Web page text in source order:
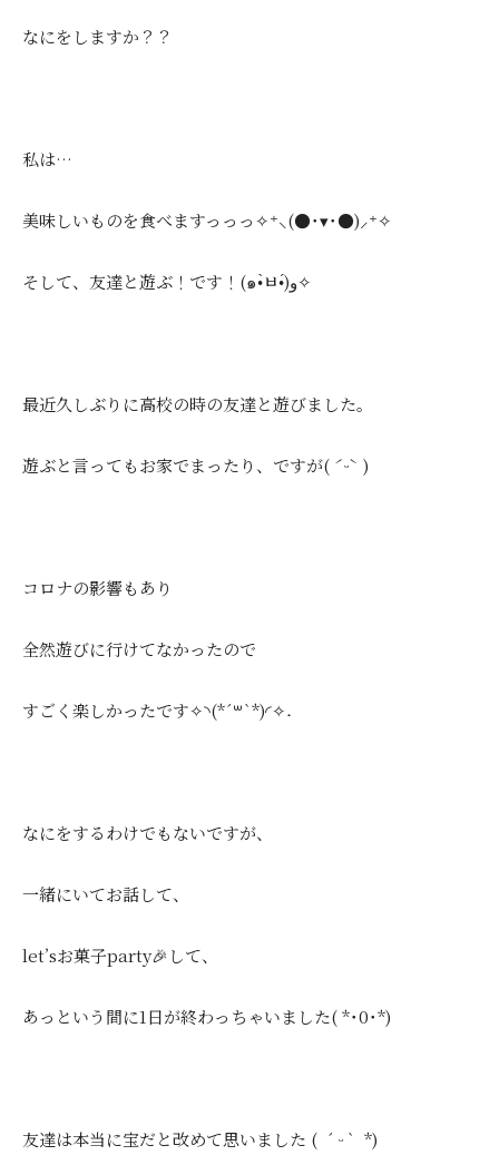
なにをしますか？？
私は…
美味しいものを食べますっっっ✧⁺⸜(●˙▾˙●)⸝⁺✧
そして、友達と遊ぶ！です！(๑•̀ㅂ•́)و✧
最近久しぶりに高校の時の友達と遊びました。
遊ぶと言ってもお家でまったり、ですが( ˊᵕˋ )
コロナの影響もあり
全然遊びに行けてなかったので
すごく楽しかったです✧︎◝︎(*´꒳`*)◜︎✧︎˖
なにをするわけでもないですが、
一緒にいてお話して、
let’sお菓子party🎉して、
あっという間に1日が終わっちゃいました( *˙0˙*)
友達は本当に宝だと改めて思いました ( ´ ᵕ ` *)